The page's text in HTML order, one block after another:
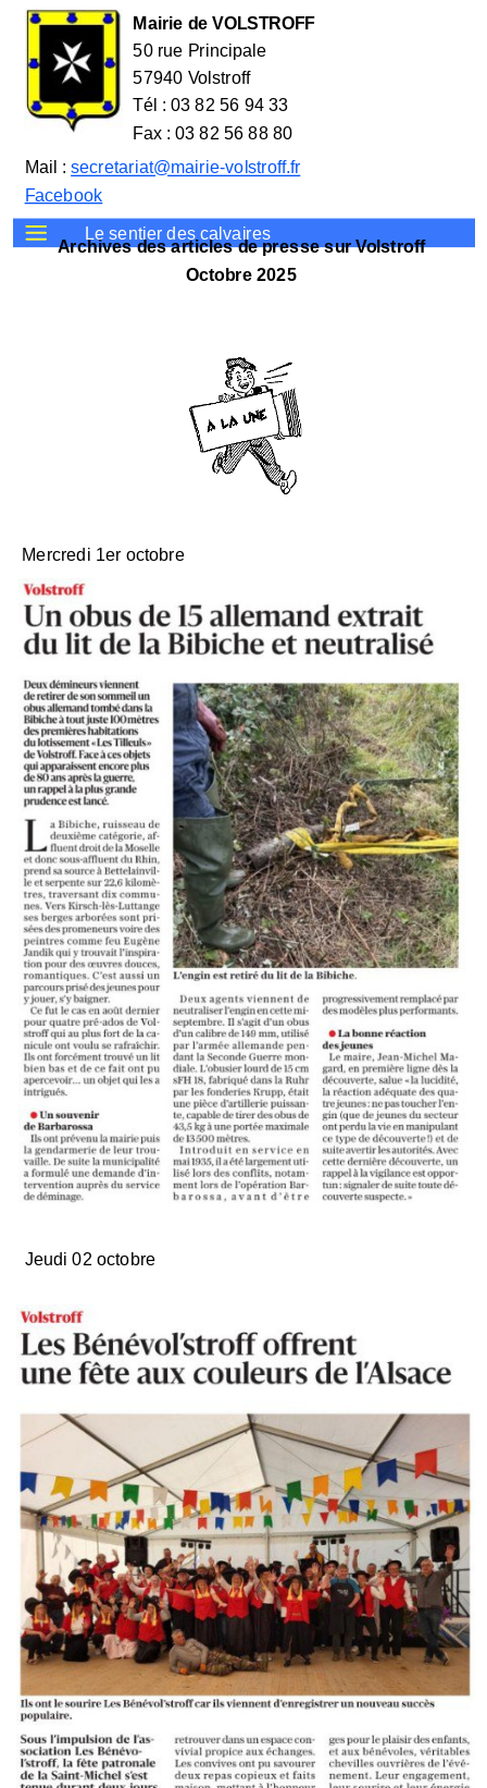
Mairie de VOLSTROFF
50 rue Principale
57940 Volstroff
Tél : 03 82 56 94 33
Fax : 03 82 56 88 80
Mail : secretariat@mairie-volstroff.fr
Facebook
Le sentier des calvaires
Archives des articles de presse sur Volstroff
Octobre 2025
Mercredi 1er octobre
Jeudi 02 octobre